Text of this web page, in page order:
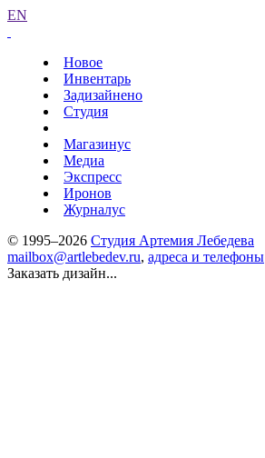
EN
Новое
Инвентарь
Задизайнено
Студия
Магазинус
Медиа
Экспресс
Иронов
Журналус
© 1995–2026 Студия Артемия Лебедева
mailbox@artlebedev.ru, адреса и телефоны
Заказать дизайн...